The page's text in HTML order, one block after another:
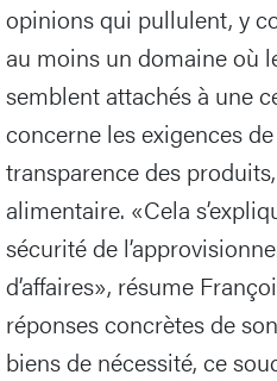
opinions qui pullulent, y
au moins un domaine où
semblent attachés à une
concerne les exigences
transparence des
alimentaire. «Cela
sécurité de
d’affaires», résume
réponses concrètes de
biens de nécessité, ce